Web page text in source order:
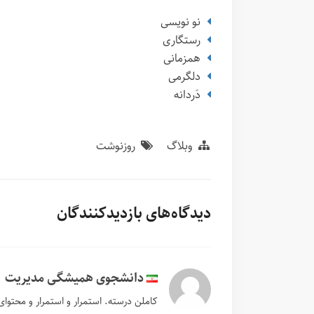
نو نویسی
رستگاری
همزمانی
دلگرمی
دَردانه
وبلاگ روزنوشت
دیدگاه‌های بازدیدکنندگان
دانشجوی همیشگی مدیریت
کاملن درسته. استمرار و استمرار و